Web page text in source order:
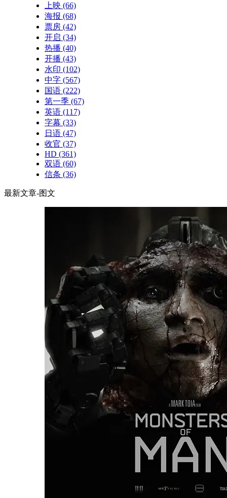
上映 (66)
海报 (68)
票房 (42)
开启 (34)
热播 (40)
开播 (43)
水印 (102)
中字 (567)
国语 (222)
第一季 (67)
英语 (117)
字幕 (33)
日语 (47)
收官 (37)
HD (361)
双语 (60)
信条 (36)
最新文章-图文